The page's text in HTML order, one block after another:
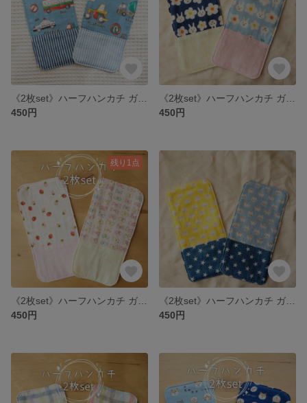
450円
450円
残り1点
450円
450円